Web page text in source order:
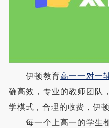
伊顿教育高一一对一
确高效，专业的教师团队
学模式，合理的收费，伊
每一个上高一的学生都